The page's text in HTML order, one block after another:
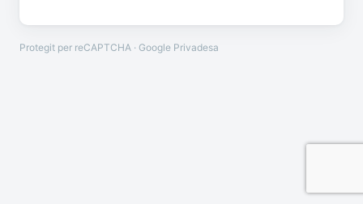
Protegit per reCAPTCHA · Google Privadesa